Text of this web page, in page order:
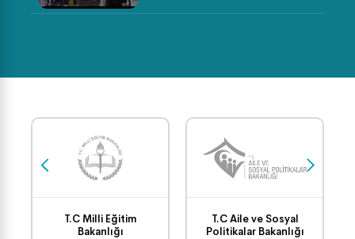
TEMİZLİK İŞLERİ GÖREV
SAFRANBOLU BELEDİYESİ
FEN İŞLERİ ÇALIŞMALARI
T.C Milli Eğitim
Bakanlığı
T.C Aile ve Sosyal
Politikalar Bakanlığı